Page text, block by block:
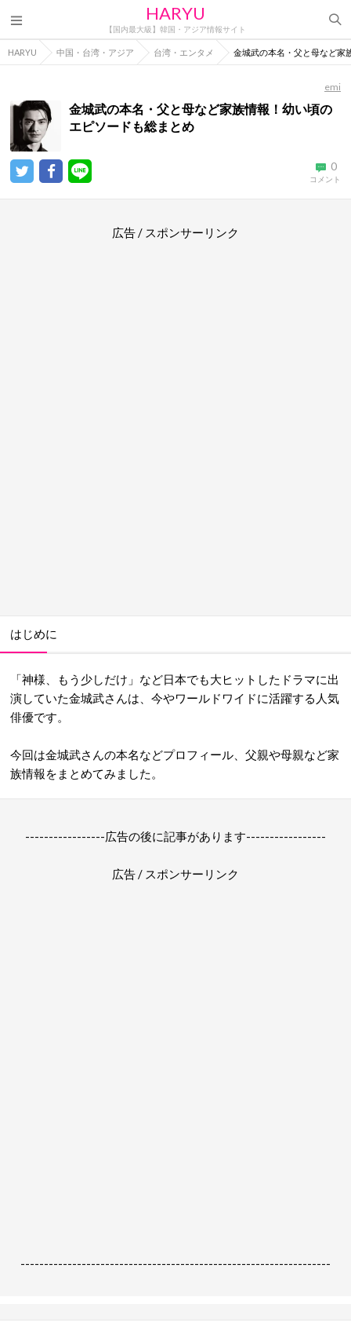
HARYU
【国内最大級】韓国・アジア情報サイト
HARYU 中国・台湾・アジア 台湾・エンタメ 金城武の本名・父と母など家
emi
金城武の本名・父と母など家族情報！幼い頃の
エピソードも総まとめ
0
コメント
広告 / スポンサーリンク
はじめに
「神様、もう少しだけ」など日本でも大ヒットしたドラマに出
演していた金城武さんは、今やワールドワイドに活躍する人気
俳優です。
今回は金城武さんの本名などプロフィール、父親や母親など家
族情報をまとめてみました。
-----------------広告の後に記事があります-----------------
広告 / スポンサーリンク
------------------------------------------------------------------